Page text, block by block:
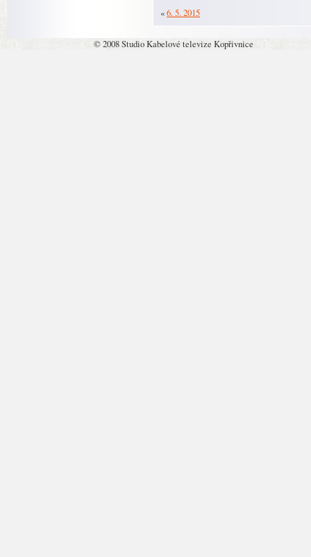
«6. 5. 2015
© 2008 Studio Kabelové televize Kopřivnice